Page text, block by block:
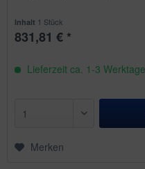
Inhalt 1 Stück
831,81 € *
Lieferzeit ca. 1-3 Werktage
Merken